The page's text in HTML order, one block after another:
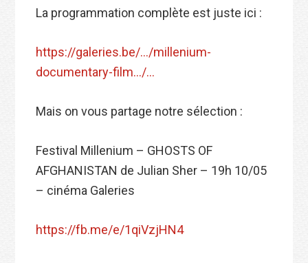
La programmation complète est juste ici :
https://galeries.be/…/millenium-
documentary-film…/…
Mais on vous partage notre sélection :
Festival Millenium – GHOSTS OF
AFGHANISTAN de Julian Sher – 19h 10/05
– cinéma Galeries
https://fb.me/e/1qiVzjHN4